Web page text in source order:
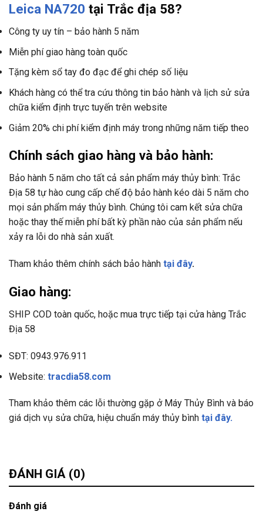
Leica NA720 tại Trắc địa 58?
Công ty uy tín – bảo hành 5 năm
Miễn phí giao hàng toàn quốc
Tặng kèm sổ tay đo đạc để ghi chép số liệu
Khách hàng có thể tra cứu thông tin bảo hành và lịch sử sửa
chữa kiểm định trực tuyến trên website
Giảm 20% chi phí kiểm định máy trong những năm tiếp theo
Chính sách giao hàng và bảo hành:
Bảo hành 5 năm cho tất cả sản phẩm máy thủy bình: Trắc
Địa 58 tự hào cung cấp chế độ bảo hành kéo dài 5 năm cho
mọi sản phẩm máy thủy bình. Chúng tôi cam kết sửa chữa
hoặc thay thế miễn phí bất kỳ phần nào của sản phẩm nếu
xảy ra lỗi do nhà sản xuất.
Tham khảo thêm chính sách bảo hành tại đây.
Giao hàng:
SHIP COD toàn quốc, hoặc mua trực tiếp tại cửa hàng Trắc
Địa 58
SĐT: 0943.976.911
Website: tracdia58.com
Tham khảo thêm các lỗi thường gặp ở Máy Thủy Bình và báo
giá dịch vụ sửa chữa, hiệu chuẩn máy thủy bình tại đây.
ĐÁNH GIÁ (0)
Đánh giá